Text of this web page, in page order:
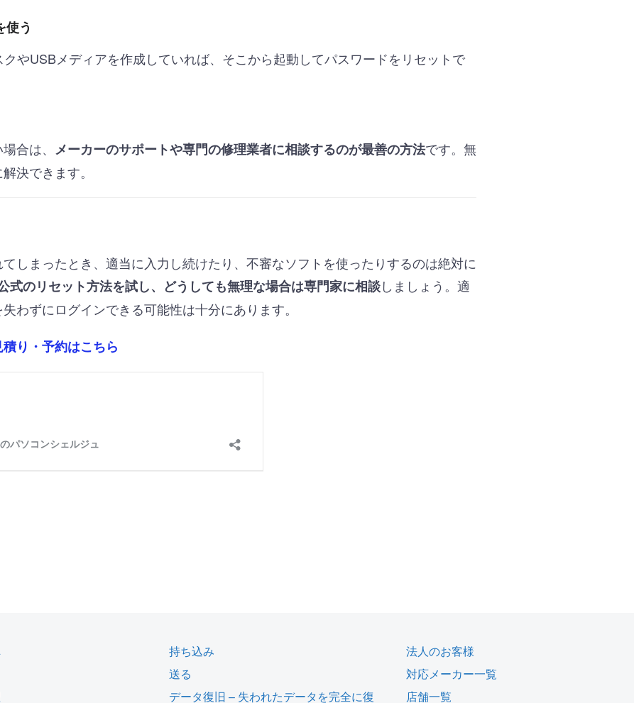
使う
やUSBメディアを作成していれば、そこから起動してパスワードをリセットで
合は、 メーカーのサポートや専門の修理業者に相談するのが最善の方法です。無
決できます。
しまったとき、適当に入力し続けたり、不審なソフトを使ったりするのは絶対に
式のリセット方法を試し、どうしても無理な場合は専門家に相談しましょう。適
わずにログインできる可能性は十分にあります。
り・予約はこちら
持ち込み
送る
データ復旧 – 失われたデータを完全に復
法人のお客様
対応メーカー一覧
店舗一覧